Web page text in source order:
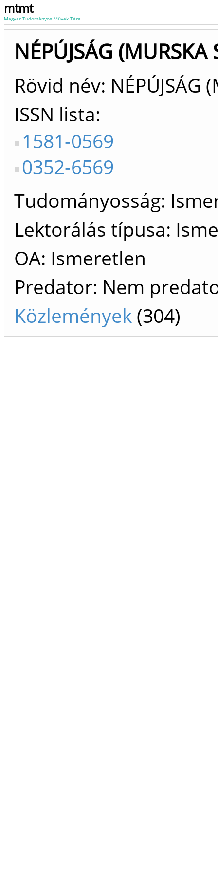
mtmt
Magyar Tudományos Művek Tára
NÉPÚJSÁG (
Rövid név: NÉPÚJSÁG (
ISSN lista
1581-0569
0352-6569
Tudományosság:
Lektorálás típusa:
OA: Ismeretlen
Predator: Nem
Közlemények (304)